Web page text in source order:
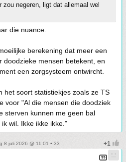
negeren, ligt dat allemaal wel
die nuance.
berekening dat meer een
doodzieke mensen betekent, en
een zorgsysteem ontwircht.
het soort statistiekjes zoals ze TS
voor "Al die mensen die doodziek
sterven kunnen me geen bal
wil. Ikke ikke ikke."
8 juli 2026 @ 11:01 • 33